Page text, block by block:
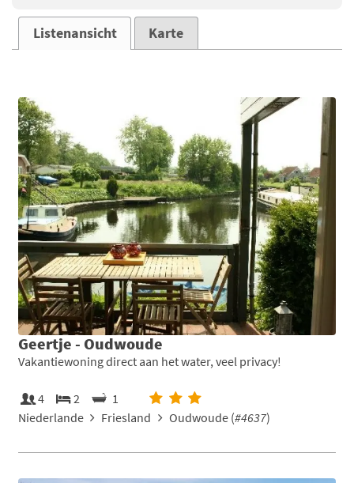
Listenansicht Karte
Geertje - Oudwoude
Vakantiewoning direct aan het water, veel privacy!
4 2
1
Niederlande
Friesland Oudwoude (#4637)